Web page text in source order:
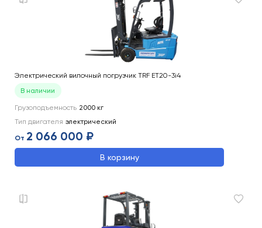
Электрический вилочный погрузчик TRF ET20-3i4
В наличии
Грузоподъемность 2000 кг
Тип двигателя электрический
От 2 066 000 ₽
В корзину